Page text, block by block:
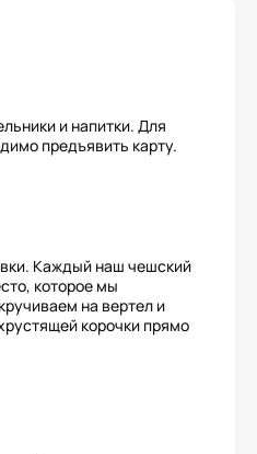
и напитки. Для
предъявить карту.
Каждый наш чешский
которое мы
на вертел и
корочки прямо